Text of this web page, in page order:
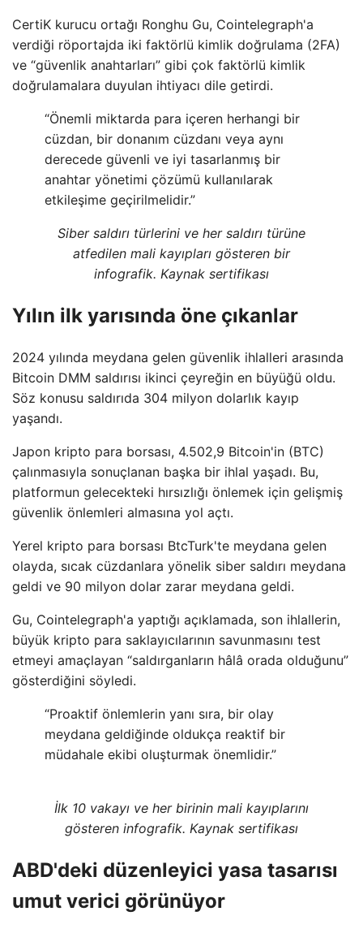
CertiK kurucu ortağı Ronghu Gu, Cointelegraph'a
verdiği röportajda iki faktörlü kimlik doğrulama (2FA)
ve “güvenlik anahtarları” gibi çok faktörlü kimlik
doğrulamalara duyulan ihtiyacı dile getirdi.
“Önemli miktarda para içeren herhangi bir
cüzdan, bir donanım cüzdanı veya aynı
derecede güvenli ve iyi tasarlanmış bir
anahtar yönetimi çözümü kullanılarak
etkileşime geçirilmelidir.”
Siber saldırı türlerini ve her saldırı türüne
atfedilen mali kayıpları gösteren bir
infografik. Kaynak sertifikası
Yılın ilk yarısında öne çıkanlar
2024 yılında meydana gelen güvenlik ihlalleri arasında
Bitcoin DMM saldırısı ikinci çeyreğin en büyüğü oldu.
Söz konusu saldırıda 304 milyon dolarlık kayıp
yaşandı.
Japon kripto para borsası, 4.502,9 Bitcoin'in (BTC)
çalınmasıyla sonuçlanan başka bir ihlal yaşadı. Bu,
platformun gelecekteki hırsızlığı önlemek için gelişmiş
güvenlik önlemleri almasına yol açtı.
Yerel kripto para borsası BtcTurk'te meydana gelen
olayda, sıcak cüzdanlara yönelik siber saldırı meydana
geldi ve 90 milyon dolar zarar meydana geldi.
Gu, Cointelegraph'a yaptığı açıklamada, son ihlallerin,
büyük kripto para saklayıcılarının savunmasını test
etmeyi amaçlayan “saldırganların hâlâ orada olduğunu”
gösterdiğini söyledi.
“Proaktif önlemlerin yanı sıra, bir olay
meydana geldiğinde oldukça reaktif bir
müdahale ekibi oluşturmak önemlidir.”
İlk 10 vakayı ve her birinin mali kayıplarını
gösteren infografik. Kaynak sertifikası
ABD'deki düzenleyici yasa tasarısı
umut verici görünüyor